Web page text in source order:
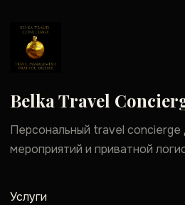
Belka Travel
Персональный travel concierge
мероприятий и приватной
Услуги